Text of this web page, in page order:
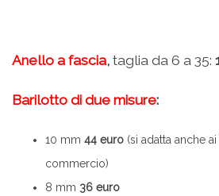
Anello a fascia, taglia da 6 a 35:
Barilotto di due misure:
10 mm 44 euro (si adatta anche
commercio)
8 mm 36 euro